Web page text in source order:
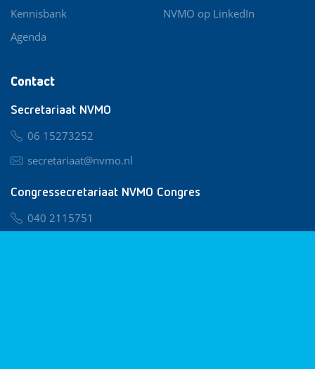
Contact
Secretariaat NVMO
06 15273252
secretariaat@nvmo.nl
Congressecretariaat NVMO Congres
040 2115751
Kennisbank
Agenda
NVMO op LinkedIn